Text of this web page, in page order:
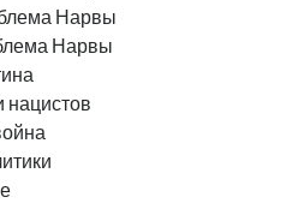
Нарвы
Нарвы
нацистов